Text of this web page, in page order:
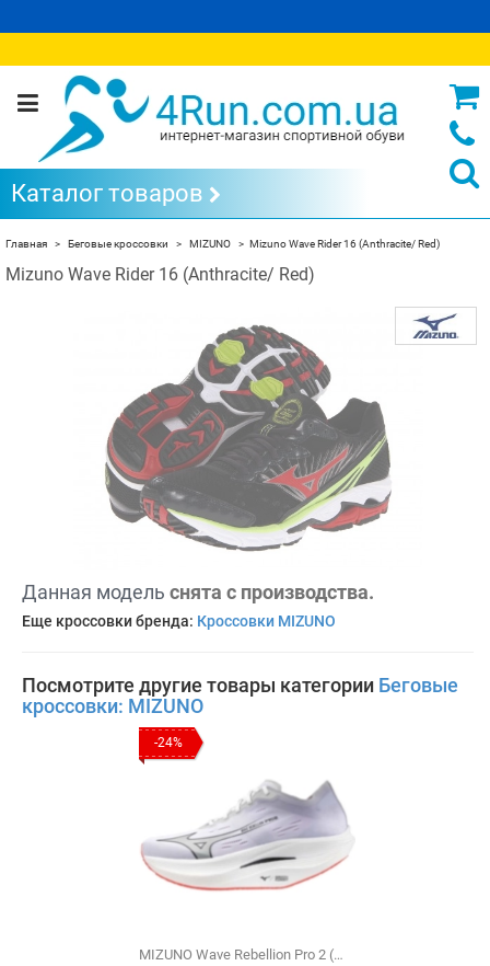
Каталог товаров
Главная Беговые кроссовки MIZUNO Mizuno Wave Rider 16 (Anthracite/ Red)
Mizuno Wave Rider 16 (Anthracite/ Red)
Данная модель снята с производства.
Еще кроссовки бренда: Кроссовки MIZUNO
Посмотрите другие товары категории Беговые
кроссовки: MIZUNO
-24%
MIZUNO Wave Rebellion Pro 2 (U1GD241701)